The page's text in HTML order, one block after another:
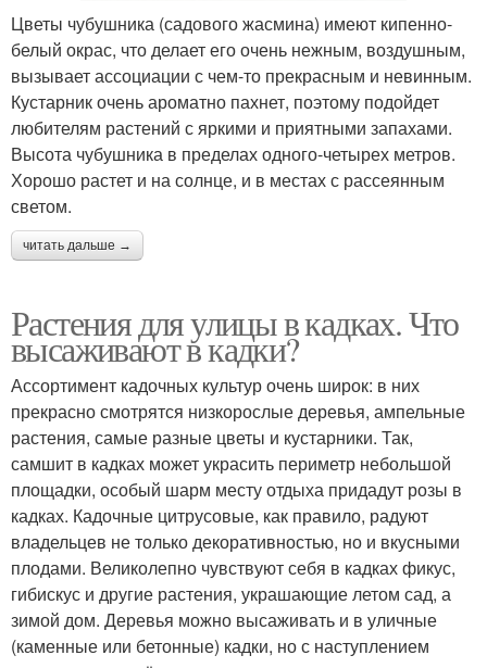
Цветы чубушника (садового жасмина) имеют кипенно-
белый окрас, что делает его очень нежным, воздушным,
вызывает ассоциации с чем-то прекрасным и невинным.
Кустарник очень ароматно пахнет, поэтому подойдет
любителям растений с яркими и приятными запахами.
Высота чубушника в пределах одного-четырех метров.
Хорошо растет и на солнце, и в местах с рассеянным
светом.
читать дальше →
Растения для улицы в кадках. Что
высаживают в кадки?
Ассортимент кадочных культур очень широк: в них
прекрасно смотрятся низкорослые деревья, ампельные
растения, самые разные цветы и кустарники. Так,
самшит в кадках может украсить периметр небольшой
площадки, особый шарм месту отдыха придадут розы в
кадках. Кадочные цитрусовые, как правило, радуют
владельцев не только декоративностью, но и вкусными
плодами. Великолепно чувствуют себя в кадках фикус,
гибискус и другие растения, украшающие летом сад, а
зимой дом. Деревья можно высаживать и в уличные
(каменные или бетонные) кадки, но с наступлением